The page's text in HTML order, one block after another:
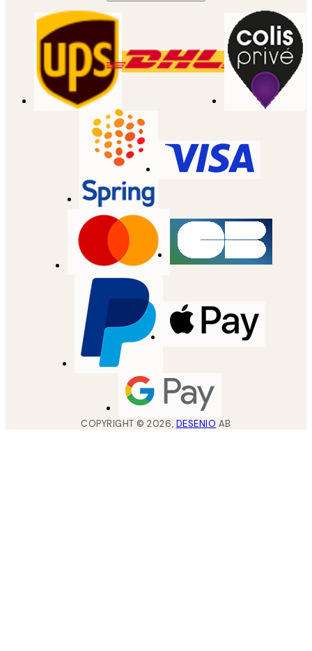
COPYRIGHT ©2026, DESENIO AB